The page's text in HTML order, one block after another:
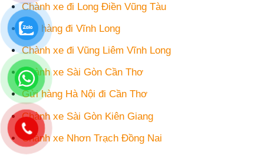
Chành xe đi Long Điền Vũng Tàu
Gửi hàng đi Vĩnh Long
Chành xe đi Vũng Liêm Vĩnh Long
Chành xe Sài Gòn Cần Thơ
Gửi hàng Hà Nội đi Cần Thơ
Chành xe Sài Gòn Kiên Giang
Chành xe Nhơn Trạch Đồng Nai